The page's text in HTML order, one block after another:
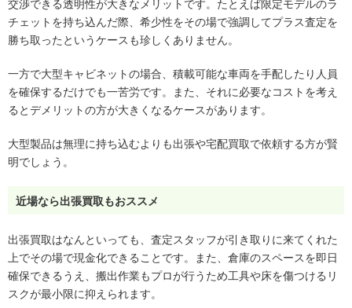
チェットを持ち込んだ際、希少性をその場で強調してプラス査定を
勝ち取ったというケースも珍しくありません。
一方で大型キャビネットの場合、積載可能な車両を手配したり人員
を確保するだけでも一苦労です。また、それに必要なコストを考え
るとデメリットの方が大きくなるケースがあります。
大型製品は無理に持ち込むよりも出張や宅配買取で依頼する方が賢
明でしょう。
近場なら出張買取もおススメ
出張買取はなんといっても、査定スタッフが引き取りに来てくれた
上でその場で現金化できることです。また、倉庫のスペースを即日
確保できるうえ、搬出作業もプロが行うため工具や床を傷つけるリ
スクが最小限に抑えられます。